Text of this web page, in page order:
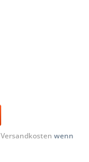
Versandkosten wenn